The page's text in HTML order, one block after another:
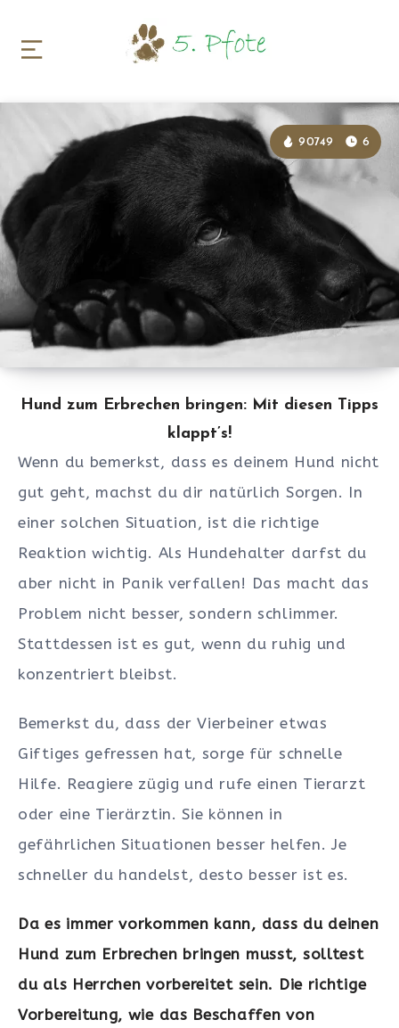
Hund zum Erbrechen bringen: Mit diesen Tipps
klappt’s!
90749 6
Wenn du bemerkst, dass es deinem Hund nicht
gut geht, machst du dir natürlich Sorgen. In
einer solchen Situation, ist die richtige
Reaktion wichtig. Als Hundehalter darfst du
aber nicht in Panik verfallen! Das macht das
Problem nicht besser, sondern schlimmer.
Stattdessen ist es gut, wenn du ruhig und
konzentriert bleibst.
Bemerkst du, dass der Vierbeiner etwas
Giftiges gefressen hat, sorge für schnelle
Hilfe. Reagiere zügig und rufe einen Tierarzt
oder eine Tierärztin. Sie können in
gefährlichen Situationen besser helfen. Je
schneller du handelst, desto besser ist es.
Da es immer vorkommen kann, dass du deinen
Hund zum Erbrechen bringen musst, solltest
du als Herrchen vorbereitet sein. Die richtige
Vorbereitung, wie das Beschaffen von